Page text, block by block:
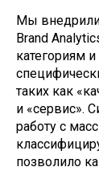
Мы внедрили
Brand
категориям
таких как
и «сервис».
работу с
позволило